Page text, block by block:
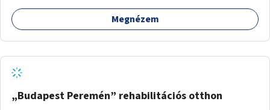
egymásnak, megosszák tudásukat.
Megnézem
„Budapest Peremén” rehabilitációs otthon